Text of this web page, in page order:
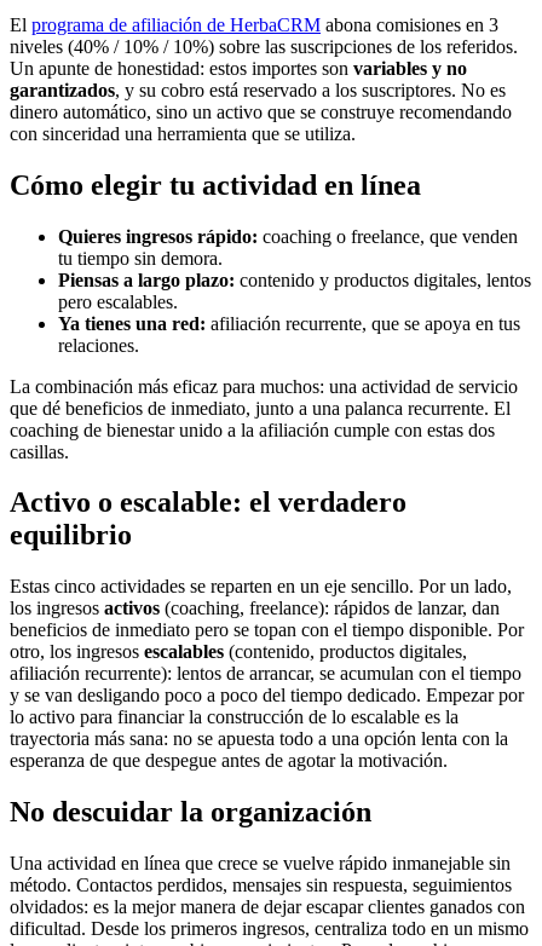
El programa de afiliación de HerbaCRM abona comisiones en 3
niveles (40% / 10% / 10%) sobre las suscripciones de los referidos.
Un apunte de honestidad: estos importes son variables y no
garantizados, y su cobro está reservado a los suscriptores. No es
dinero automático, sino un activo que se construye recomendando
con sinceridad una herramienta que se utiliza.
Cómo elegir tu actividad en línea
Quieres ingresos rápido: coaching o freelance, que venden
tu tiempo sin demora.
Piensas a largo plazo: contenido y productos digitales, lentos
pero escalables.
Ya tienes una red: afiliación recurrente, que se apoya en tus
relaciones.
La combinación más eficaz para muchos: una actividad de servicio
que dé beneficios de inmediato, junto a una palanca recurrente. El
coaching de bienestar unido a la afiliación cumple con estas dos
casillas.
Activo o escalable: el verdadero
equilibrio
Estas cinco actividades se reparten en un eje sencillo. Por un lado,
los ingresos activos (coaching, freelance): rápidos de lanzar, dan
beneficios de inmediato pero se topan con el tiempo disponible. Por
otro, los ingresos escalables (contenido, productos digitales,
afiliación recurrente): lentos de arrancar, se acumulan con el tiempo
y se van desligando poco a poco del tiempo dedicado. Empezar por
lo activo para financiar la construcción de lo escalable es la
trayectoria más sana: no se apuesta todo a una opción lenta con la
esperanza de que despegue antes de agotar la motivación.
No descuidar la organización
Una actividad en línea que crece se vuelve rápido inmanejable sin
método. Contactos perdidos, mensajes sin respuesta, seguimientos
olvidados: es la mejor manera de dejar escapar clientes ganados con
dificultad. Desde los primeros ingresos, centraliza todo en un mismo